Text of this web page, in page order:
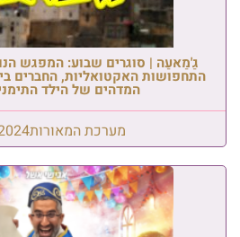
גַ'מַאעַה | סוגרים שבוע: המפגש
התחפושות האקטואליות, החברים
המדהים של הילד
מערכת המאורות